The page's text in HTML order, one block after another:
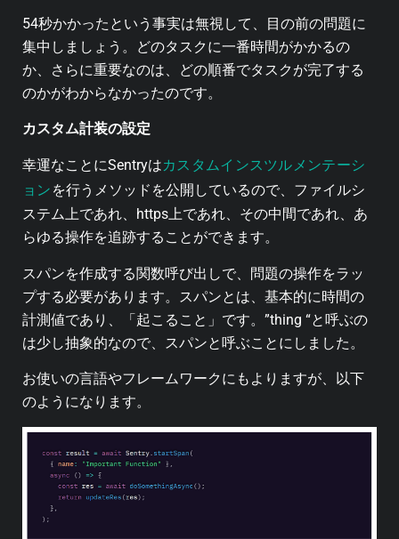
54秒かかったという事実は無視して、目の前の問題に
集中しましょう。どのタスクに一番時間がかかるの
か、さらに重要なのは、どの順番でタスクが完了する
のかがわからなかったのです。
カスタム計装の設定
幸運なことにSentryはカスタムインスツルメンテーシ
ョン を行うメソッドを公開しているので、ファイルシ
ステム上であれ、https上であれ、その中間であれ、あ
らゆる操作を追跡することができます。
スパンを作成する関数呼び出しで、問題の操作をラッ
プする必要があります。スパンとは、基本的に時間の
計測値であり、「起こること」です。”thing “と呼ぶの
は少し抽象的なので、スパンと呼ぶことにしました。
お使いの言語やフレームワークにもよりますが、以下
のようになります。